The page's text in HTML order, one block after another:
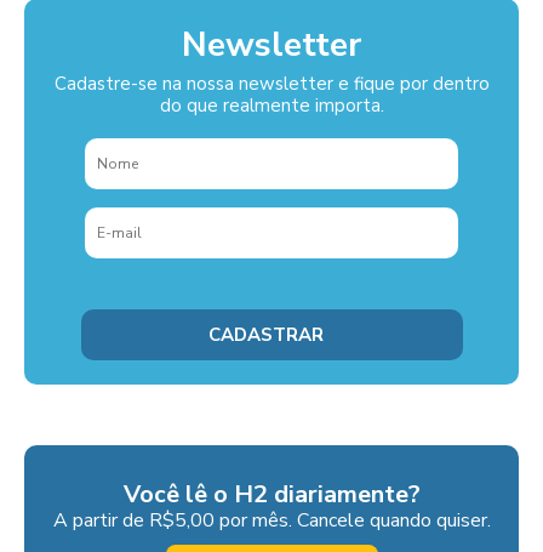
Newsletter
Cadastre-se na nossa newsletter e fique por dentro
do que realmente importa.
Você lê o H2 diariamente?
A partir de R$5,00 por mês. Cancele quando quiser.